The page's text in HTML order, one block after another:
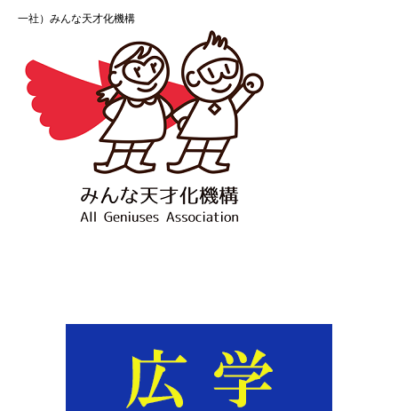
一社）みんな天才化機構